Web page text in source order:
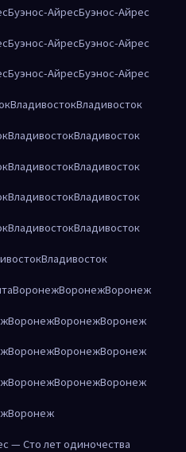
Буэнос-АйресБуэнос-Айрес
Буэнос-АйресБуэнос-Айрес
Буэнос-АйресБуэнос-Айрес
ВладивостокВладивосток
ВладивостокВладивосток
ВладивостокВладивосток
ВладивостокВладивосток
ВладивостокВладивосток
Владивосток
ВоронежВоронежВоронеж
ВоронежВоронежВоронеж
ВоронежВоронежВоронеж
ВоронежВоронежВоронеж
Воронеж
— Сто лет одиночества